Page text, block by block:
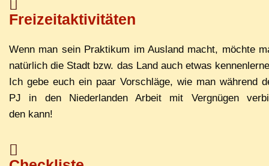
Freizeitaktivitäten
Wenn man sein Prak­ti­kum im Aus­land macht, möch­te
na­tür­lich die Stadt bzw. das Land auch et­was
Ich ge­be euch ein paar Vor­schlä­ge, wie man wäh­rend
PJ in den Nie­der­lan­den Ar­beit mit Ver­gnü­gen
den kann!